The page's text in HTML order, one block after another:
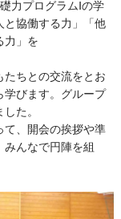
力プログラムⅠの学
と協働する力」「他
力」を
ちとの交流をとお
学びます。グループ
た。
、開会の挨拶や準
んなで円陣を組